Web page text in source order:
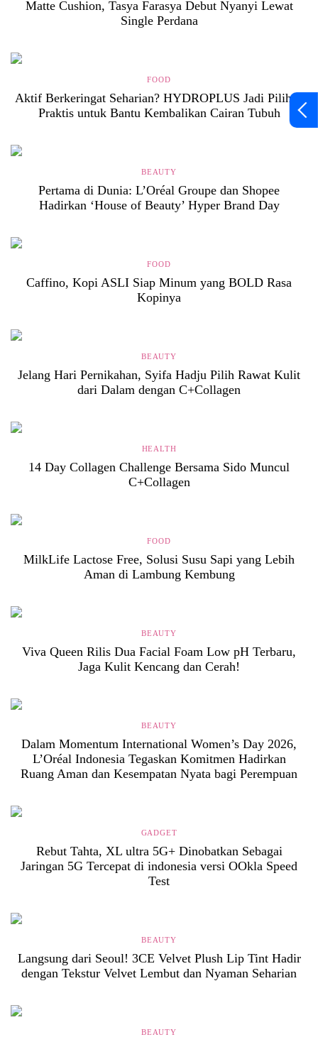
Matte Cushion, Tasya Farasya Debut Nyanyi Lewat
Single Perdana
FOOD
Aktif Berkeringat Seharian? HYDROPLUS Jadi Pilihan
Praktis untuk Bantu Kembalikan Cairan Tubuh
BEAUTY
Pertama di Dunia: L’Oréal Groupe dan Shopee
Hadirkan ‘House of Beauty’ Hyper Brand Day
FOOD
Caffino, Kopi ASLI Siap Minum yang BOLD Rasa
Kopinya
BEAUTY
Jelang Hari Pernikahan, Syifa Hadju Pilih Rawat Kulit
dari Dalam dengan C+Collagen
HEALTH
14 Day Collagen Challenge Bersama Sido Muncul
C+Collagen
FOOD
MilkLife Lactose Free, Solusi Susu Sapi yang Lebih
Aman di Lambung Kembung
BEAUTY
Viva Queen Rilis Dua Facial Foam Low pH Terbaru,
Jaga Kulit Kencang dan Cerah!
BEAUTY
Dalam Momentum International Women’s Day 2026,
L’Oréal Indonesia Tegaskan Komitmen Hadirkan
Ruang Aman dan Kesempatan Nyata bagi Perempuan
GADGET
Rebut Tahta, XL ultra 5G+ Dinobatkan Sebagai
Jaringan 5G Tercepat di indonesia versi OOkla Speed
Test
BEAUTY
Langsung dari Seoul! 3CE Velvet Plush Lip Tint Hadir
dengan Tekstur Velvet Lembut dan Nyaman Seharian
BEAUTY